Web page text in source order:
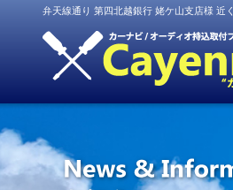
弁天線通り 第四北越銀行 姥ケ山支店様 近く